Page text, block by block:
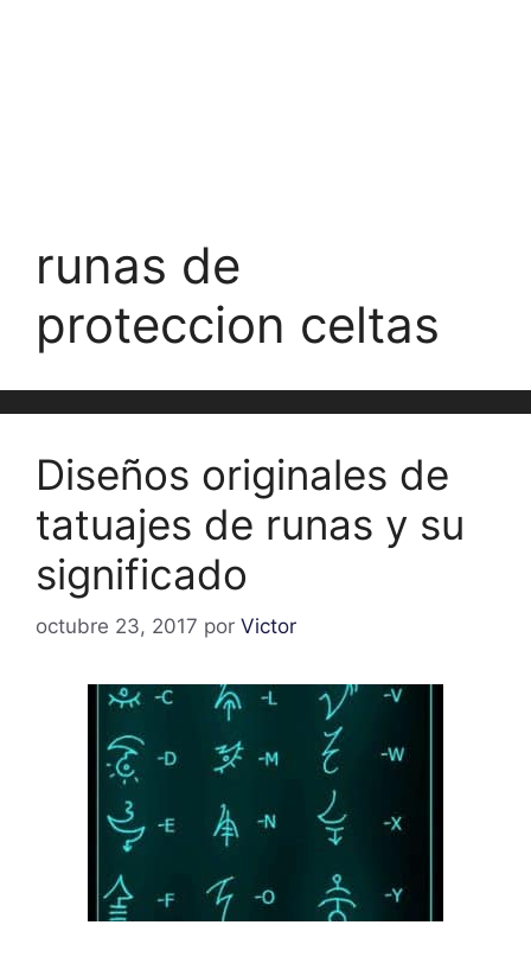
runas de
proteccion celtas
Diseños originales de
tatuajes de runas y su
significado
octubre 23, 2017 por Victor